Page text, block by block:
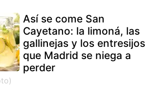
Así se come San
Cayetano: la limoná, las
gallinejas y los entresijos
que Madrid se niega a
perder